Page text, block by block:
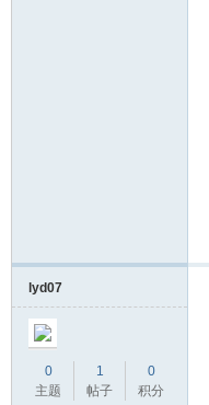
lyd07
0
主题
1
帖子
0
积分